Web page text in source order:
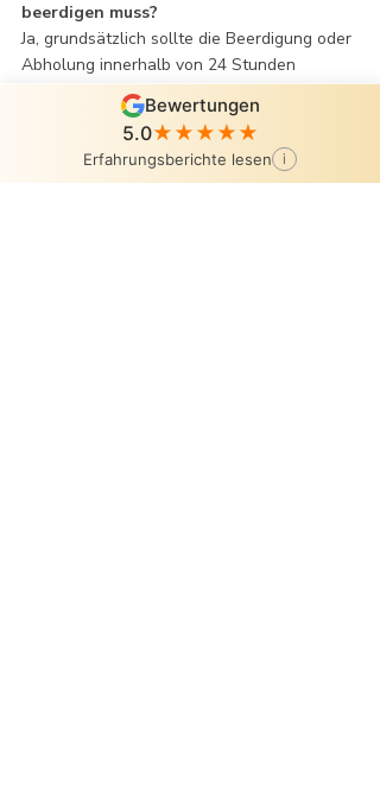
beerdigen muss?
Ja, grundsätzlich sollte die Beerdigung oder
Abholung innerhalb von 24 Stunden
erfolgen. Bei kühler Lagerung (z. B. im
Kühlraum deines Tierarztes oder in einem
speziellen Kühlschrank) kannst du dir
etwas mehr Zeit verschaffen. Diese Frist ist
Bewertungen
5.0★★★★★
Erfahrungsberichte lesen i